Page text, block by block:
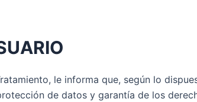
le informa que, según lo
de datos y garantía de los